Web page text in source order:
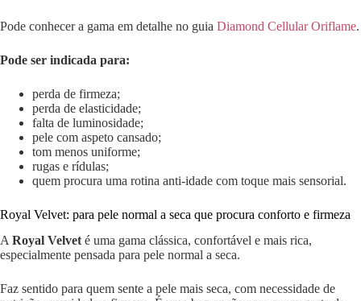
Pode conhecer a gama em detalhe no guia Diamond Cellular Oriflame.
Pode ser indicada para:
perda de firmeza;
perda de elasticidade;
falta de luminosidade;
pele com aspeto cansado;
tom menos uniforme;
rugas e rídulas;
quem procura uma rotina anti-idade com toque mais sensorial.
Royal Velvet: para pele normal a seca que procura conforto e firmeza
A Royal Velvet é uma gama clássica, confortável e mais rica,
especialmente pensada para pele normal a seca.
Faz sentido para quem sente a pele mais seca, com necessidade de